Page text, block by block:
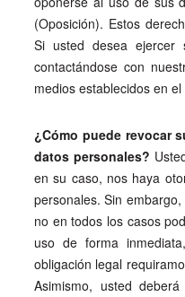
(Oposición). Estos
Si usted desea ejercer
contactándose con
medios establecidos en
¿Cómo puede revocar
datos personales?
en su caso, nos haya
personales. Sin
no en todos los casos
uso de forma
obligación legal
Asimismo, usted